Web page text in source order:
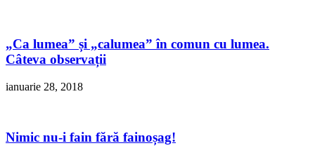
„Ca lumea” și „calumea” în comun cu lumea.
Câteva observații
ianuarie 28, 2018
Nimic nu-i fain fără fainoșag!